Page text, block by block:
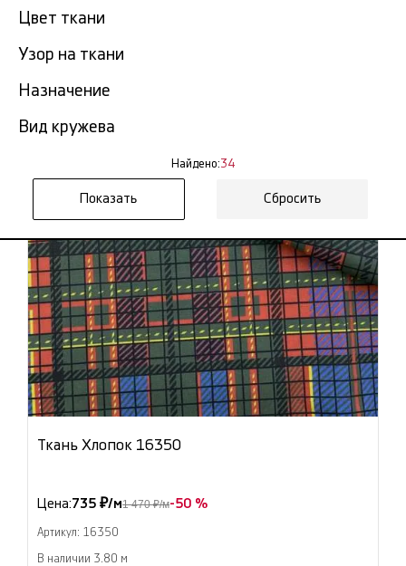
Фильтр
Показать все
Цвет ткани
Узор на ткани
Назначение
Вид кружева
Найдено:34
Сбросить
Скидка
Ткань Хлопок 16350
Цена:735 ₽/м1 470 ₽/м-50 %
Артикул: 16350
В наличии 3.80 м